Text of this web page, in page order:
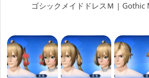
ゴシックメイドドレスＭ | Gothic